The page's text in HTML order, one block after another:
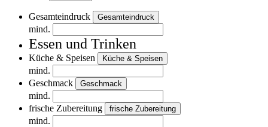
Gesamteindruck Gesamteindruck
mind.
Essen und Trinken
Küche & Speisen Küche & Speisen
mind.
Geschmack
Geschmack
mind.
frische Zubereitung
frische Zubereitung
mind.